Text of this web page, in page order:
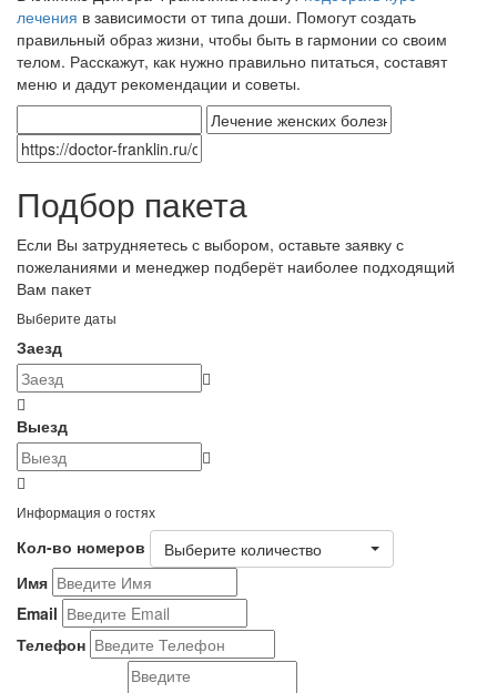
лечения в зависимости от типа доши. Помогут создать
правильный образ жизни, чтобы быть в гармонии со своим
телом. Расскажут, как нужно правильно питаться, составят
меню и дадут рекомендации и советы.
Подбор пакета
Если Вы затрудняетесь с выбором, оставьте заявку с
пожеланиями и менеджер подберёт наиболее подходящий
Вам пакет
Выберите даты
Заезд
Выезд
Информация о гостях
Кол-во номеров
Выберите количество
Имя
Email
Телефон